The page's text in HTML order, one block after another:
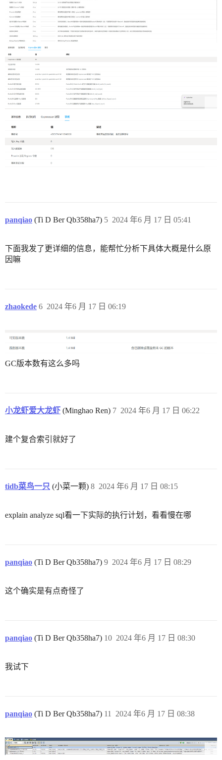
panqiao (Ti D Ber Qb358ha7) 2024 年6 月 17 日 05:41
5
下面我发了更详细的信息，能帮忙分析下具体大概是什么原
因嘛
zhaokede 2024 年6 月 17 日 06:19
6
GC版本数有这么多吗
小龙虾爱大龙虾 (Minghao Ren) 2024 年6 月 17 日 06:22
7
建个复合索引就好了
tidb菜鸟一只 (小菜一颗) 2024 年6 月 17 日 08:15
8
explain analyze sql看一下实际的执行计划，看看慢在哪
panqiao (Ti D Ber Qb358ha7) 2024 年6 月 17 日 08:29
9
这个确实是有点奇怪了
panqiao (Ti D Ber Qb358ha7) 2024 年6 月 17 日 08:30
10
我试下
panqiao (Ti D Ber Qb358ha7) 2024 年6 月 17 日 08:38
11